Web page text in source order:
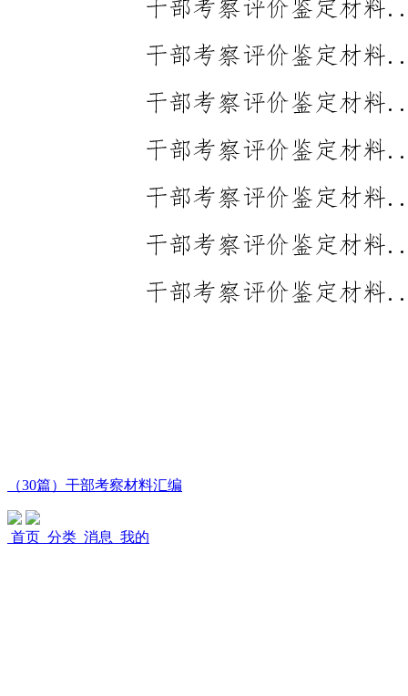
（30篇）干部考察材料汇编
首页 分类 消息 我的